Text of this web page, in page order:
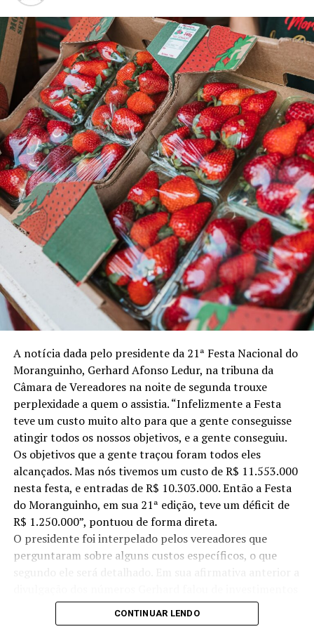
Dia 6 – Zé Neto e Cristiano
Dia 8 – Serginho Moah (ex-Papas da Língua)
Dia 13 – Tati Portella (ex-Chimarruts)
Dia 15 – Sunset do Moranguinho, com Fernando e
Sorocaba, Lucas e Felipe, Marmitt DJ
Dia 20 – Luiza Barbosa, e Neto Fagundes
Dia 22 – Marilia Mendonça
Cabe destacar ainda as atrações âmbito cultural
Dia 6 – COMEMORAÇÃO DA IRMANDADE e Lançamento
do Livro Morango Chef
Dia 7 – Desfile de abertura do evento
Dia 7 – 7º Kindertreffen in dem schönen Erdbeerland –
Dia 14 – Die original Kölner Musikanten (Alemanha)
Dia 15 – 3º Festival de Orquestras de Sopros
Dia 20 – JANTAR DE INTEGRAÇÃO – BRASIL/
ALEMANHA – CTG
É claro, o moranguinho é a principal estrela deste
evento, sendo a mais chamativa e inspiradora de todas
as frutas. Use da criatividade e deguste-a.
A notícia dada pelo presidente da 21ª Festa Nacional do
Moranguinho, Gerhard Afonso Ledur, na tribuna da
Câmara de Vereadores na noite de segunda trouxe
perplexidade a quem o assistia. “Infelizmente a Festa
teve um custo muito alto para que a gente conseguisse
atingir todos os nossos objetivos, e a gente conseguiu.
Os objetivos que a gente traçou foram todos eles
alcançados. Mas nós tivemos um custo de R$ 11.553.000
nesta festa, e entradas de R$ 10.303.000. Então a Festa
do Moranguinho, em sua 21ª edição, teve um déficit de
R$ 1.250.000”, pontuou de forma direta.
O presidente foi interpelado pelos vereadores que
perguntaram sobre alguns custos específicos, o que
feitos em melhorias no parque, nas estruturas do
Ginásio de Esportes, Morangão, Centro de Eventos, além
CONTINUAR LENDO